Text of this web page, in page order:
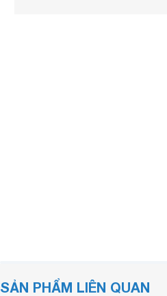
SẢN PHẨM LIÊN QUAN